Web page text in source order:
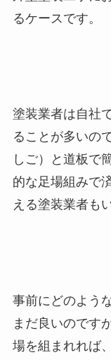
るケースです。
塗装業者は自社
ることが多いの
しご）と道板で
的な足場組みで
える塗装業者も
事前にどのよう
まだ良いのです
場を組まれれば